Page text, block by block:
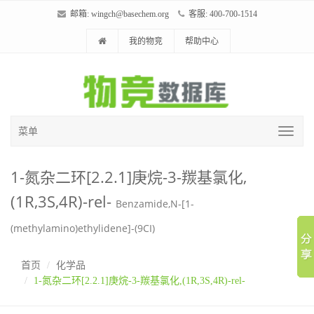
邮箱: wingch@basechem.org 客服: 400-700-1514
我的物竞 帮助中心
菜单
1-氮杂二环[2.2.1]庚烷-3-羰基氯化,
(1R,3S,4R)-rel- Benzamide,N-[1-
(methylamino)ethylidene]-(9CI)
首页
化学品
1-氮杂二环[2.2.1]庚烷-3-羰基氯化,(1R,3S,4R)-rel-